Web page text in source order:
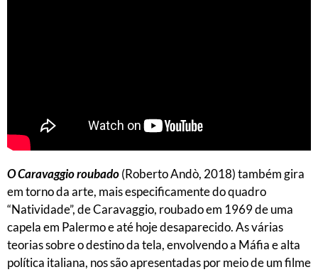
O Caravaggio roubado(Roberto Andò, 2018) também gira
em torno da arte, mais especificamente do quadro
“Natividade”, de Caravaggio, roubado em 1969 de uma
capela em Palermo e até hoje desaparecido. As várias
teorias sobre o destino da tela, envolvendo a Máfia e alta
política italiana, nos são apresentadas por meio de um filme